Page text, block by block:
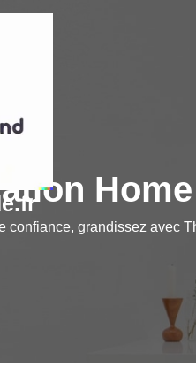
confiance, grandissez avec